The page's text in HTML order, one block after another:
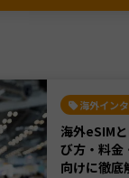
海外イン
海外eSIM
び方・料金
向けに徹底